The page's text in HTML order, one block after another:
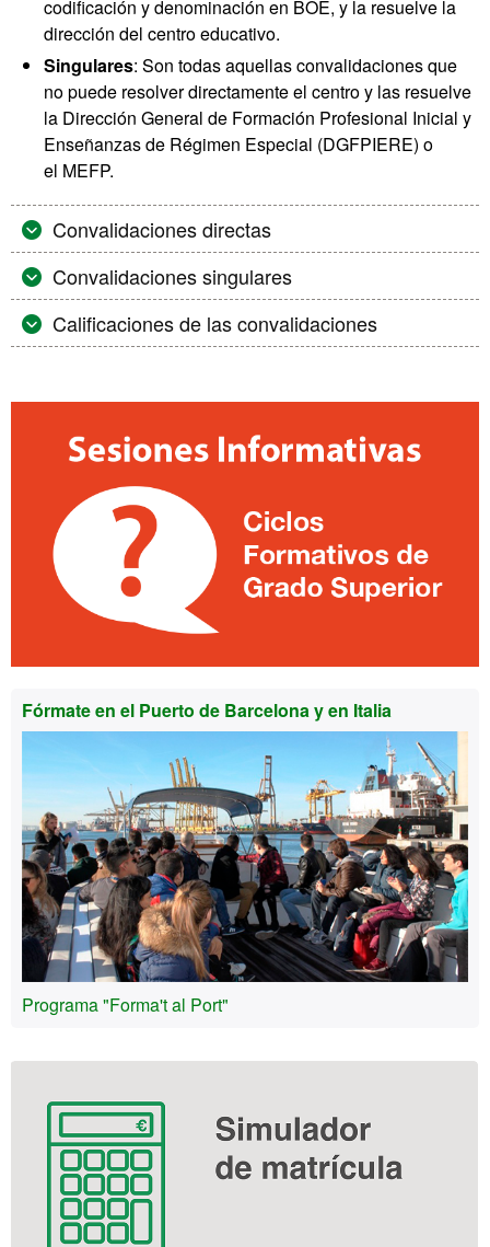
codificación y denominación en BOE, y la resuelve la
dirección del centro educativo.
Singulares: Son todas aquellas convalidaciones que
no puede resolver directamente el centro y las resuelve
la Dirección General de Formación Profesional Inicial y
Enseñanzas de Régimen Especial (DGFPIERE) o
el MEFP.
Convalidaciones directas
Convalidaciones singulares
Calificaciones de las convalidaciones
Información
complementaria
Fórmate en el Puerto de Barcelona y en Italia
Programa "Forma't al Port"